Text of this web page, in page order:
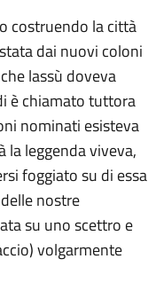
costruendo la città
dai nuovi coloni
lassù doveva
è chiamato tuttora
nominati esisteva
la leggenda viveva,
foggiato su di essa
nostre
su uno scettro e
volgarmente